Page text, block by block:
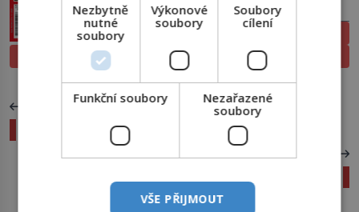
PROLISTOVAT
PŘEDPLATNÉ
TIŠTĚNÉ
PŘEDCHOZÍ ČLÁNEK
Objev penicilinu aneb ať žijí náhody
Nezbytně
nutné
soubory
Výkonové
soubory
Soubory
cílení
Funkční soubory
Nezařazené
soubory
VŠE PŘIJMOUT